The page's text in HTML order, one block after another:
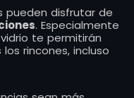
pueden disfrutar de
. Especialmente
te permitirán
rincones, incluso